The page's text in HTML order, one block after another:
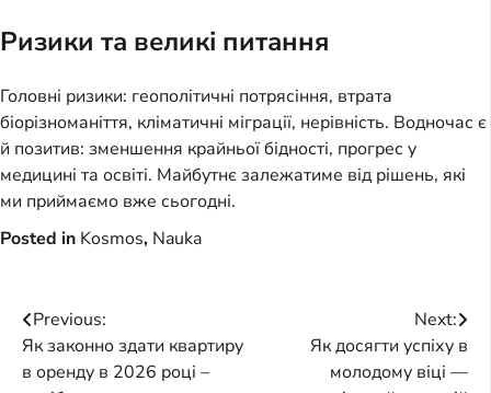
Ризики та великі питання
Головні ризики: геополітичні потрясіння, втрата
біорізноманіття, кліматичні міграції, нерівність. Водночас є
й позитив: зменшення крайньої бідності, прогрес у
медицині та освіті. Майбутнє залежатиме від рішень, які
ми приймаємо вже сьогодні.
Posted in Kosmos, Nauka
Post
navigation
Previous:
Як законно здати квартиру
в оренду в 2026 році –
Next:
Як досягти успіху в
молодому віці —